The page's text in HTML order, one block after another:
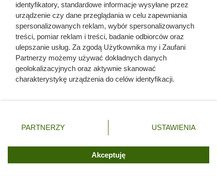
zaskoczeni
identyfikatory, standardowe informacje wysyłane przez
urządzenie czy dane przeglądania w celu zapewniania
spersonalizowanych reklam, wybór spersonalizowanych
treści, pomiar reklam i treści, badanie odbiorców oraz
ulepszanie usług. Za zgodą Użytkownika my i Zaufani
Partnerzy możemy używać dokładnych danych
geolokalizacyjnych oraz aktywnie skanować
charakterystykę urządzenia do celów identyfikacji.
zmienić/wycofać klikając przycisk ustawień prywatności
znajdujący się w lewym dolnym rogu strony. Niektóre
użytkownika, ale masz prawo sprzeciwić się takiemu
przetwarzaniu. Preferencje będą miały zastosowania tylko
PARTNERZY USTAWIENIA
Akceptuję